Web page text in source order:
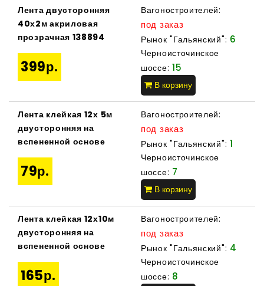
Лента двусторонняя
40х2м акриловая
прозрачная 138894
399р.
Вагоностроителей:
под заказ
Рынок "Гальянский": 6
Черноисточинское
шоссе: 15
В корзину
Лента клейкая 12х 5м
двусторонняя на
вспененной основе
79р.
Вагоностроителей:
под заказ
Рынок "Гальянский": 1
Черноисточинское
шоссе: 7
В корзину
Лента клейкая 12х10м
двусторонняя на
вспененной основе
165р.
Вагоностроителей:
под заказ
Рынок "Гальянский": 4
Черноисточинское
шоссе: 8